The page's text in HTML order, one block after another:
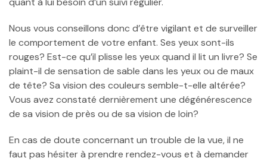
Nous vous conseillons donc d’être vigilant et de surveiller
le comportement de votre enfant. Ses yeux sont-ils
rouges? Est-ce qu’il plisse les yeux quand il lit un livre? Se
plaint-il de sensation de sable dans les yeux ou de maux
de tête? Sa vision des couleurs semble-t-elle altérée?
Vous avez constaté dernièrement une dégénérescence
de sa vision de près ou de sa vision de loin?
En cas de doute concernant un trouble de la vue, il ne
faut pas hésiter à prendre rendez-vous et à demander